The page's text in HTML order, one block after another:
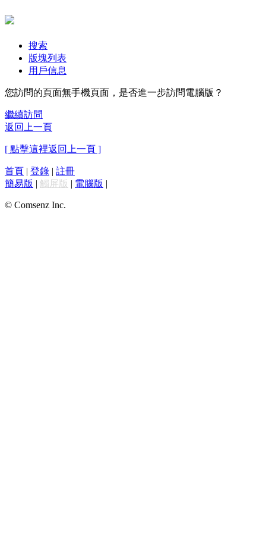
搜索
版塊列表
用戶信息
您訪問的頁面無手機頁面，是否進一步訪問電腦版？
繼續訪問
返回上一頁
[ 點擊這裡返回上一頁 ]
首頁 | 登錄 | 註冊
簡易版 | 觸屏版 | 電腦版 |
© Comsenz Inc.